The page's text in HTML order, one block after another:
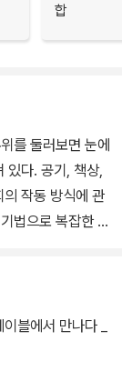
합
를 둘러보면 눈에
있다. 공기, 책상,
작동 방식에 관
법으로 복잡한 세
쩍하는 이야기가
블에서 만나다 _